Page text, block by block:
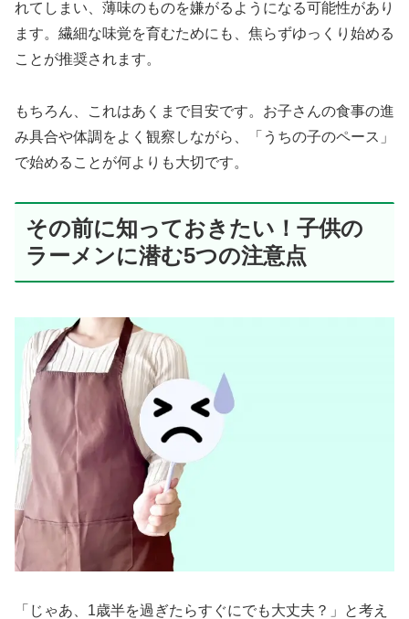
れてしまい、薄味のものを嫌がるようになる可能性があり
ます。繊細な味覚を育むためにも、焦らずゆっくり始める
ことが推奨されます。
もちろん、これはあくまで目安です。お子さんの食事の進
み具合や体調をよく観察しながら、「うちの子のペース」
で始めることが何よりも大切です。
その前に知っておきたい！子供の
ラーメンに潜む5つの注意点
「じゃあ、1歳半を過ぎたらすぐにでも大丈夫？」と考え